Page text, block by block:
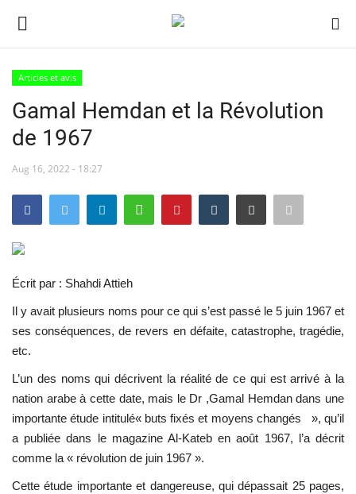
Accueil
Contact
Héritage de Gamal Abdel Nasser
L'Égypte
Les auspices
Mouvement de la jeunesse de
Nasser
La Bourse Nasser pour le leadership
Articles et avis
Gamal Hemdan et la Révolution
Aug 16, 2022 - 18:27
Écrit par : Shahdi Attieh
Il y avait plusieurs noms pour ce qui s’est passé le 5 juin 1967 et
ses conséquences, de revers en défaite, catastrophe, tragédie,
etc.
L’un des noms qui décrivent la réalité de ce qui est arrivé à la
nation arabe à cette date, mais le Dr ,Gamal Hemdan dans une
importante étude intitulé« buts fixés et moyens changés », qu’il
a publiée dans le magazine Al-Kateb en août 1967, l’a décrit
comme la « révolution de juin 1967 ».
Cette étude importante et dangereuse, qui dépassait 25 pages,